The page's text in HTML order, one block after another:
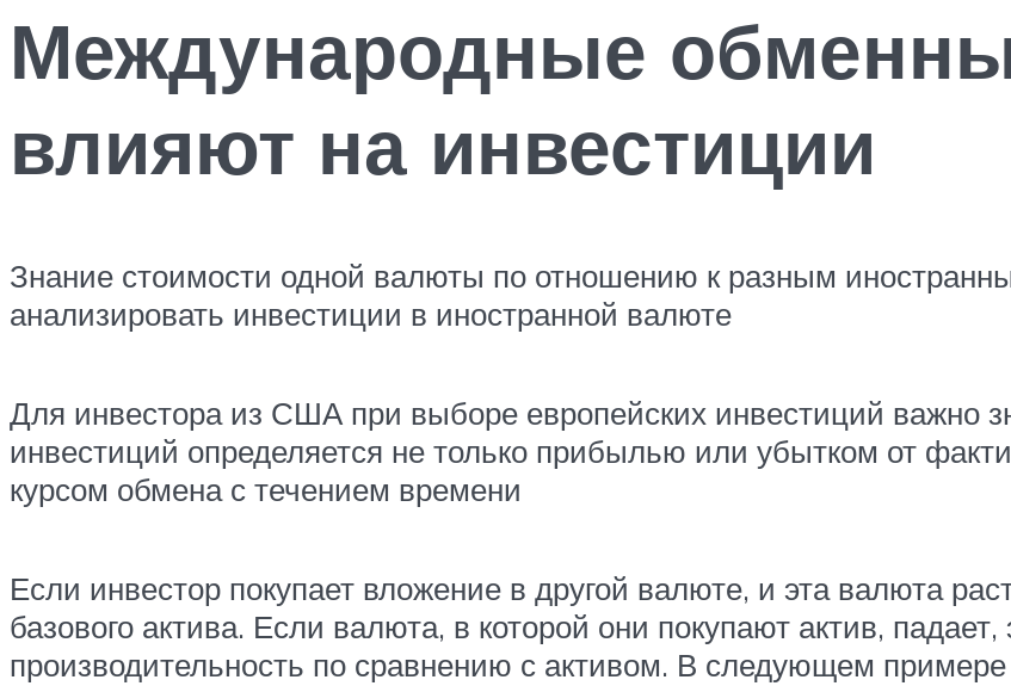
Международные
влияют на инвестиции
Знание стоимости одной валюты по отношению к разным
анализировать инвестиции в иностранной валюте
Для инвестора из США при выборе европейских инвестиций важно
инвестиций определяется не только прибылью или убытком от
курсом обмена с течением времени
Если инвестор покупает вложение в другой валюте, и эта валюта
базового актива. Если валюта, в которой они покупают актив,
производительность по сравнению с активом. В следующем примере